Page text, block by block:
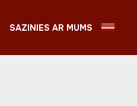
SAZINIES AR MUMS